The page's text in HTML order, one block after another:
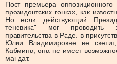
Пост премьера
президентских гонках, как
Но если действующий
теневика” мог проводить
правительства в Раде, в
Юлии Владимировне не
Кабмина, она не имеет
мандат.